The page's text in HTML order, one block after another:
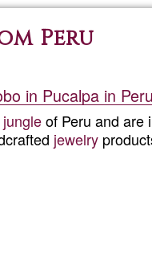
Peru
in Pucalpa in Peru
jungleof Peru and are
jewelry